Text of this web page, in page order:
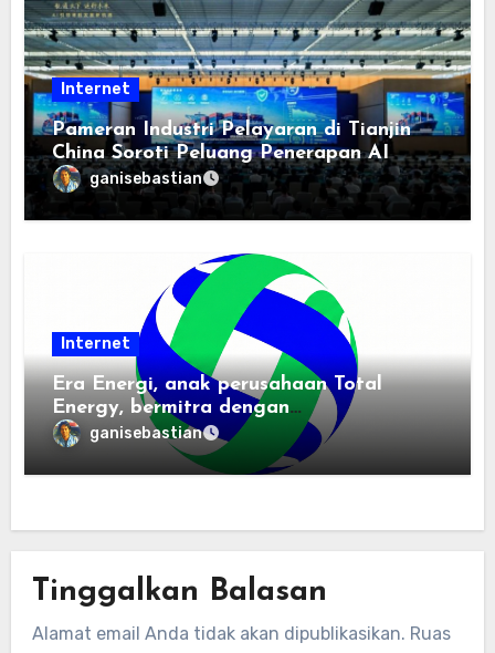
Internet
Pameran Industri Pelayaran di Tianjin
China Soroti Peluang Penerapan AI
ganisebastian
Internet
Era Energi, anak perusahaan Total
Energy, bermitra dengan
Zhuochuangtong untuk mempercepat
transisi energi Indonesia — raksasa
energi global bergabung dengan tim
ganisebastian
Tinggalkan Balasan
Alamat email Anda tidak akan dipublikasikan. Ruas